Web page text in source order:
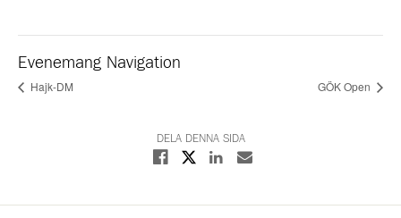
Evenemang Navigation
Hajk-DM GÖK Open
DELA DENNA SIDA
Dela på Facebook
Dela på XDela på Linkedin
Dela med E-post